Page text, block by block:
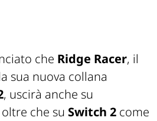
che Ridge Racer, il
sua nuova collana
, uscirà anche su
oltre che su Switch 2 come